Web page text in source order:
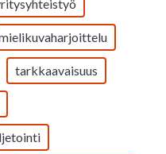
tarkkaavaisuus